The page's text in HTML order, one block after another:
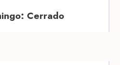
Cerrado